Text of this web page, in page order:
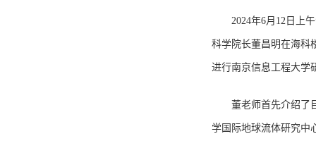
2024年6月12日上
科学院长董昌明在海科
进行南京信息工程大学
董老师首先介绍 了
学国际地球流体研究中